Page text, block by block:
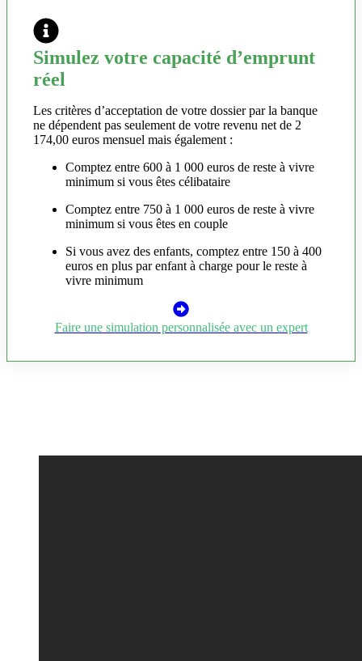
Simulez votre capacité d’emprunt
réel
Les critères d’acceptation de votre dossier par la banque
ne dépendent pas seulement de votre revenu net de 2
174,00 euros mensuel mais également :
Comptez entre 600 à 1 000 euros de reste à vivre
minimum si vous êtes célibataire
Comptez entre 750 à 1 000 euros de reste à vivre
minimum si vous êtes en couple
Si vous avez des enfants, comptez entre 150 à 400
euros en plus par enfant à charge pour le reste à
vivre minimum
Faire une simulation personnalisée avec un expert